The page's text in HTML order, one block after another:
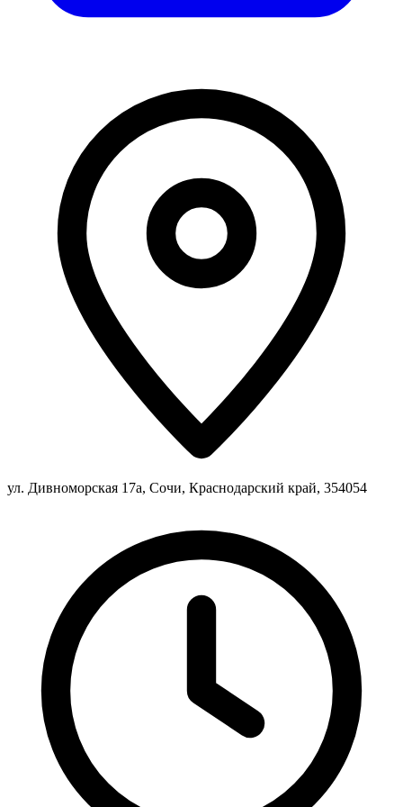
ул. Дивноморская 17а, Сочи, Краснодарский край, 354054